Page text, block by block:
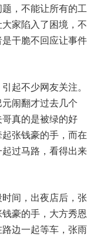
，不能让所有的工
家陷入了困境，不
干脆不回应让事件
起不少网友关注。
闹翻才过去几个
真的是被绿的好
张钱豪的手，而在
过马路，看得出来
间，出夜店后，张
豪的手，大方秀恩
边一起等车，张雨